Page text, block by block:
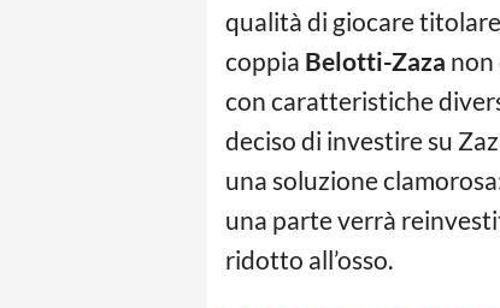
qualità di giocare
coppia Belotti-Zaza non
con caratteristiche
deciso di investire su
una soluzione
una parte verrà
ridotto all’osso.